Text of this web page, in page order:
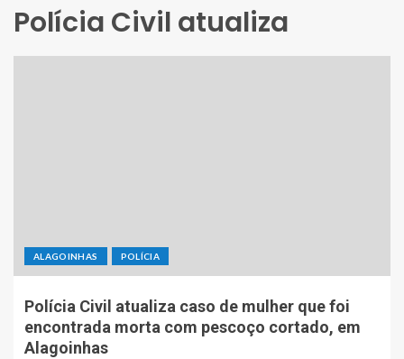
Polícia Civil atualiza
ALAGOINHAS POLÍCIA
Polícia Civil atualiza caso de mulher que foi
encontrada morta com pescoço cortado, em
Alagoinhas